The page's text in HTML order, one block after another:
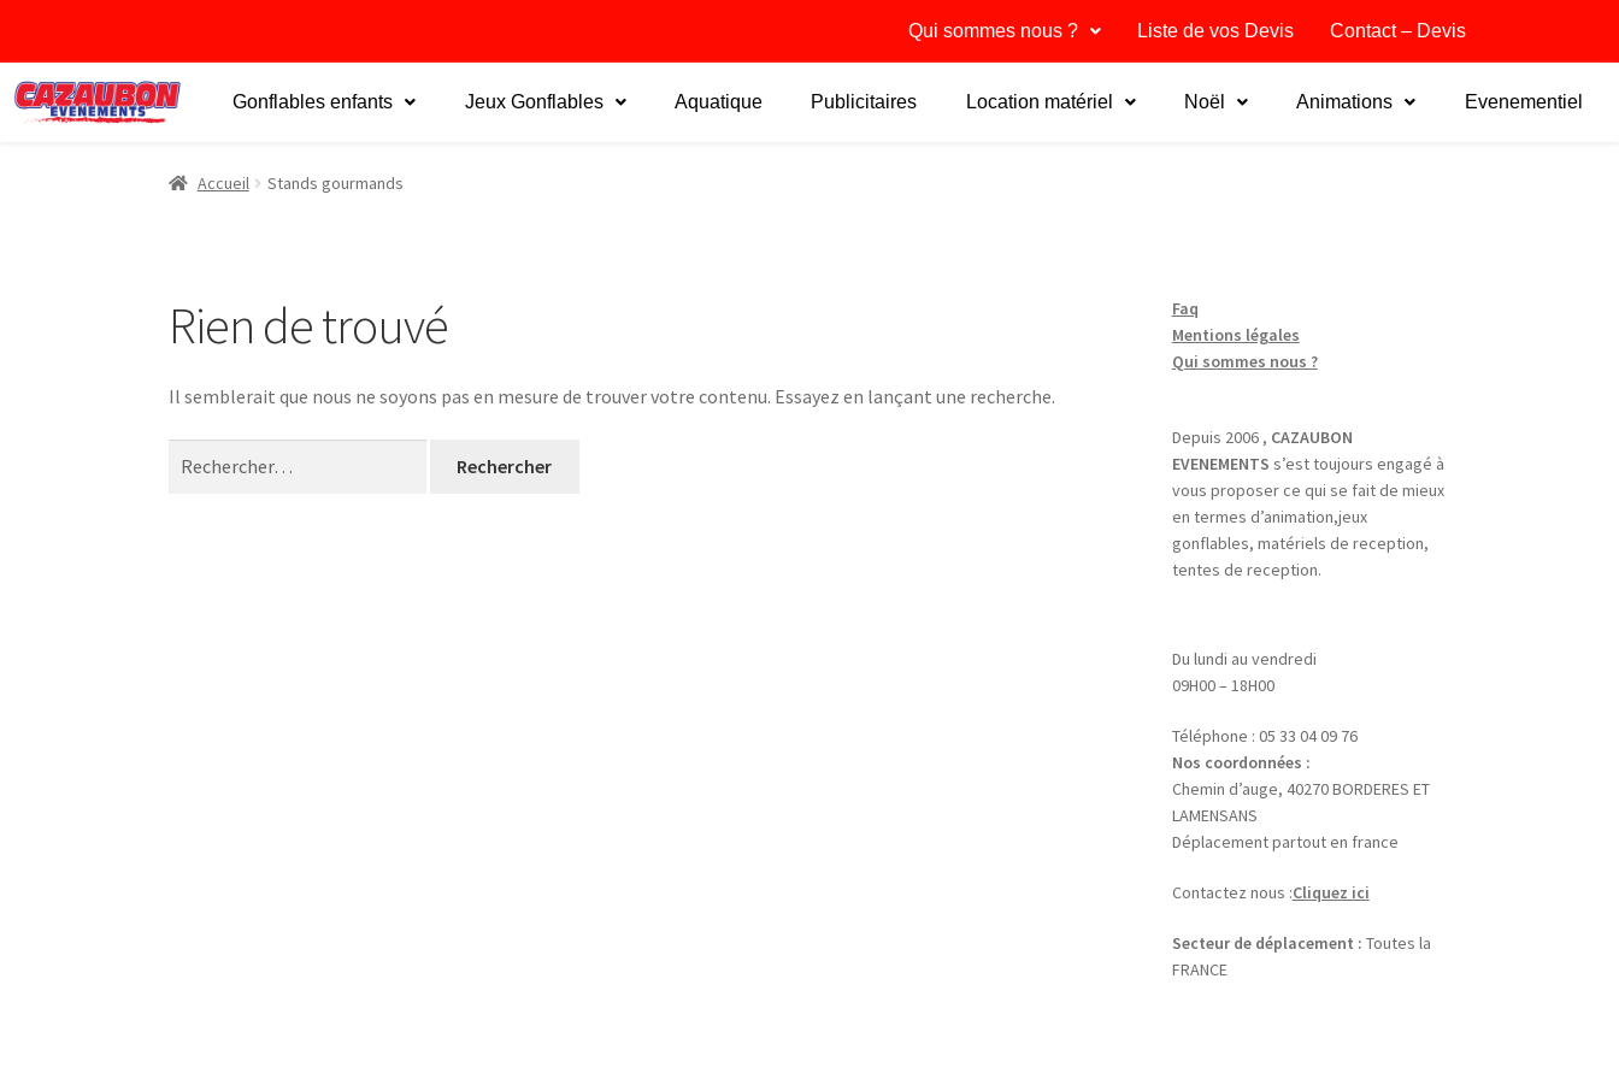
Qui sommes nous ? Liste de vos Devis Contact – Devis
Gonflables enfants Jeux Gonflables Aquatique Publicitaires Location matériel Noël Animations Evenementiel
Accueil Stands gourmands
Rien de trouvé
Il semblerait que nous ne soyons pas en mesure de trouver votre contenu. Essayez en lançant une recherche.
Faq
Mentions légales
Qui sommes nous ?
Depuis 2006 , CAZAUBON
EVENEMENTS s’est toujours engagé à
vous proposer ce qui se fait de mieux
en termes d’animation,jeux
gonflables, matériels de reception,
tentes de reception.
Du lundi au vendredi
09H00 – 18H00
Téléphone : 05 33 04 09 76
Nos coordonnées :
Chemin d’auge, 40270 BORDERES ET
LAMENSANS
Déplacement partout en france
Contactez nous :Cliquez ici
Secteur de déplacement : Toutes la
FRANCE